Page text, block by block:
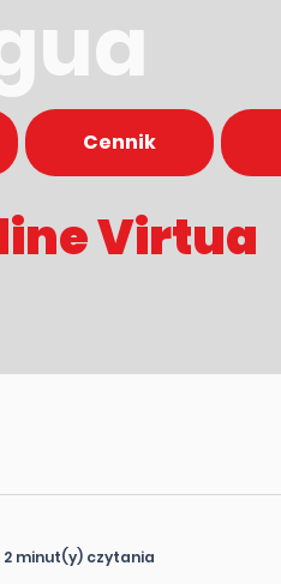
Cennik
Virtua
2 minut(y) czytania